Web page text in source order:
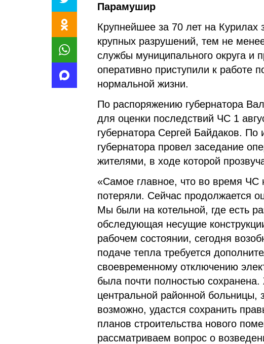
Парамушир
Крупнейшее за 70 лет на Курилах
крупных разрушений, тем не
службы муниципального округа и
оперативно приступили к работе
нормальной жизни.
По распоряжению губернатора
для оценки последствий ЧС 1
губернатора Сергей Байдаков. По
губернатора провел заседание
жителями, в ходе которой
«Самое главное, что во время
потеряли. Сейчас продолжается
Мы были на котельной, где есть
обследующая несущие
рабочем состоянии, сегодня
подаче тепла требуется
своевременному отключению
была почти полностью
центральной районной больницы,
возможно, удастся сохранить
планов строительства нового
рассматриваем вопрос о